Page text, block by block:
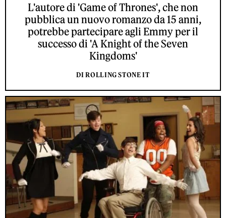
L'autore di 'Game of Thrones', che non
pubblica un nuovo romanzo da 15 anni,
potrebbe partecipare agli Emmy per il
successo di 'A Knight of the Seven
Kingdoms'
DI ROLLING STONE IT